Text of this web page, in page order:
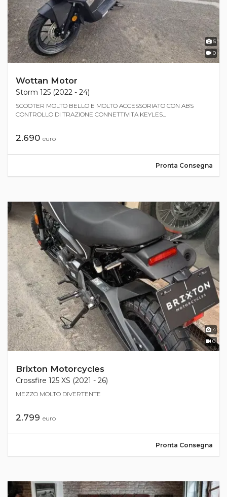
5
0
Wottan Motor
Storm 125 (2022 - 24)
SCOOTER MOLTO BELLO E MOLTO ACCESSORIATO CON ABS
CONTROLLO DI TRAZIONE CONNETTIVITA KEYLES...
2.690 euro
Pronta Consegna
4
0
Brixton Motorcycles
Crossfire 125 XS (2021 - 26)
MEZZO MOLTO DIVERTENTE
2.799 euro
Pronta Consegna